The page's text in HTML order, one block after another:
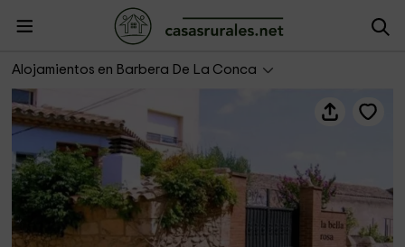
Alojamientos en Barbera De La Conca